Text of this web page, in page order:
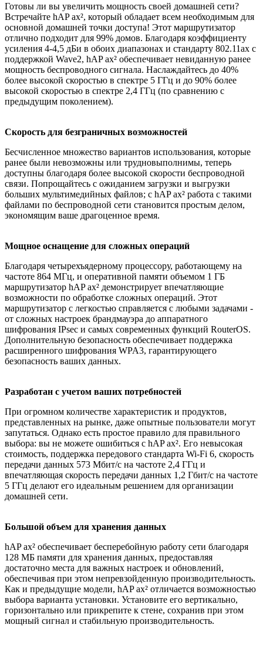
Готовы ли вы увеличить мощность своей домашней сети?
Встречайте hAP ax², который обладает всем необходимым для
основной домашней точки доступа! Этот маршрутизатор
отлично подходит для 99% домов. Благодаря коэффициенту
усиления 4-4,5 дБи в обоих диапазонах и стандарту 802.11ax с
поддержкой Wave2, hAP ax² обеспечивает невиданную ранее
мощность беспроводного сигнала. Наслаждайтесь до 40%
более высокой скоростью в спектре 5 ГГц и до 90% более
высокой скоростью в спектре 2,4 ГГц (по сравнению с
предыдущим поколением).
Скорость для безграничных возможностей
Бесчисленное множество вариантов использования, которые
ранее были невозможны или трудновыполнимы, теперь
доступны благодаря более высокой скорости беспроводной
связи. Попрощайтесь с ожиданием загрузки и выгрузки
больших мультимедийных файлов; с hAP ax² работа с такими
файлами по беспроводной сети становится простым делом,
экономящим ваше драгоценное время.
Мощное оснащение для сложных операций
Благодаря четырехъядерному процессору, работающему на
частоте 864 МГц, и оперативной памяти объемом 1 ГБ
маршрутизатор hAP ax² демонстрирует впечатляющие
возможности по обработке сложных операций. Этот
маршрутизатор с легкостью справляется с любыми задачами -
от сложных настроек брандмауэра до аппаратного
шифрования IPsec и самых современных функций RouterOS.
Дополнительную безопасность обеспечивает поддержка
расширенного шифрования WPA3, гарантирующего
безопасность ваших данных.
Разработан с учетом ваших потребностей
При огромном количестве характеристик и продуктов,
представленных на рынке, даже опытные пользователи могут
запутаться. Однако есть простое правило для правильного
выбора: вы не можете ошибиться с hAP ax². Его невысокая
стоимость, поддержка передового стандарта Wi-Fi 6, скорость
передачи данных 573 Мбит/с на частоте 2,4 ГГц и
впечатляющая скорость передачи данных 1,2 Гбит/с на частоте
5 ГГц делают его идеальным решением для организации
домашней сети.
Большой объем для хранения данных
hAP ax² обеспечивает бесперебойную работу сети благодаря
128 МБ памяти для хранения данных, предоставляя
достаточно места для важных настроек и обновлений,
обеспечивая при этом непревзойденную производительность.
Как и предыдущие модели, hAP ax² отличается возможностью
выбора варианта установки. Установите его вертикально,
горизонтально или прикрепите к стене, сохранив при этом
мощный сигнал и стабильную производительность.